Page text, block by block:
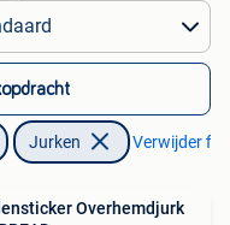
Jurken Verwijder
Overhemdjurk